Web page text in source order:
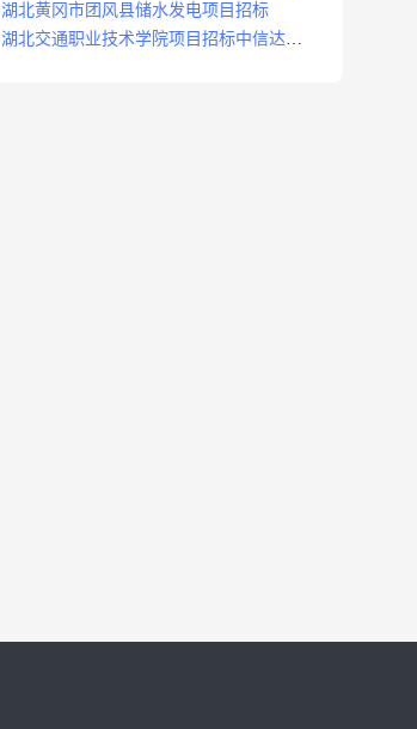
湖北黄冈市团风县储水发电项目招标
湖北交通职业技术学院项目招标中信达咨